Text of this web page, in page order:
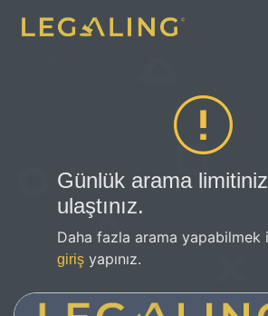
Günlük arama
ulaştınız.
Daha fazla arama yapabilmek
giriş yapınız.